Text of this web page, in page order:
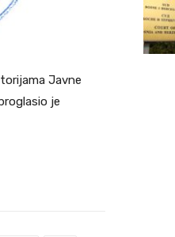
Javne
je